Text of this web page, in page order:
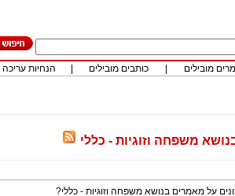
מובילים כותבים מובילים הנחיות עריכה
משפחה וזוגיות - כללי
על מאמרים בנושא משפחה וזוגיות - כללי?